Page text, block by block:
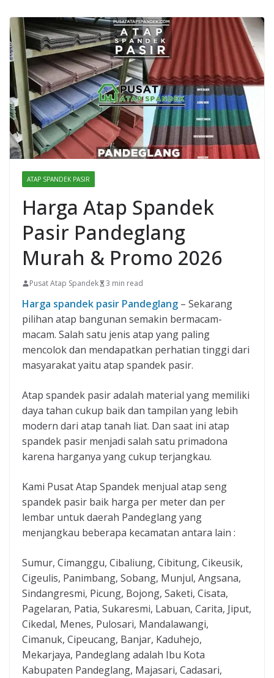
ATAP SPANDEK PASIR
Harga Atap Spandek
Pasir Pandeglang
Murah & Promo 2026
Pusat Atap Spandek 3 min read
Harga spandek pasir Pandeglang – Sekarang
pilihan atap bangunan semakin bermacam-
macam. Salah satu jenis atap yang paling
mencolok dan mendapatkan perhatian tinggi dari
masyarakat yaitu atap spandek pasir.
Atap spandek pasir adalah material yang memiliki
daya tahan cukup baik dan tampilan yang lebih
modern dari atap tanah liat. Dan saat ini atap
spandek pasir menjadi salah satu primadona
karena harganya yang cukup terjangkau.
Kami Pusat Atap Spandek menjual atap seng
spandek pasir baik harga per meter dan per
lembar untuk daerah Pandeglang yang
menjangkau beberapa kecamatan antara lain :
Sumur, Cimanggu, Cibaliung, Cibitung, Cikeusik,
Cigeulis, Panimbang, Sobang, Munjul, Angsana,
Sindangresmi, Picung, Bojong, Saketi, Cisata,
Pagelaran, Patia, Sukaresmi, Labuan, Carita, Jiput,
Cikedal, Menes, Pulosari, Mandalawangi,
Cimanuk, Cipeucang, Banjar, Kaduhejo,
Mekarjaya, Pandeglang adalah Ibu Kota
Kabupaten Pandeglang, Majasari, Cadasari,